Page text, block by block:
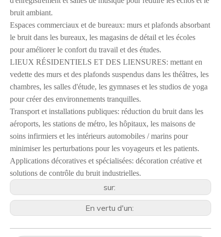
bruit ambiant.
Espaces commerciaux et de bureaux: murs et plafonds absorbant
le bruit dans les bureaux, les magasins de détail et les écoles
pour améliorer le confort du travail et des études.
LIEUX RÉSIDENTIELS ET DES LIENSURES: mettant en
vedette des murs et des plafonds suspendus dans les théâtres, les
chambres, les salles d'étude, les gymnases et les studios de yoga
pour créer des environnements tranquilles.
Transport et installations publiques: réduction du bruit dans les
aéroports, les stations de métro, les hôpitaux, les maisons de
soins infirmiers et les intérieurs automobiles / marins pour
minimiser les perturbations pour les voyageurs et les patients.
Applications décoratives et spécialisées: décoration créative et
solutions de contrôle du bruit industrielles.
sur:
En vertu d'un: